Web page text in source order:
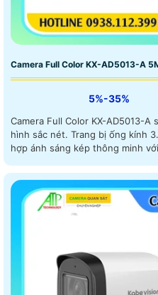
Camera Full Color KX-AD5013-A
5%-35%
Camera Full Color KX-AD5013-
hình sắc nét. Trang bị ống kính 3. 6mm, góc nhìn rộng 90°, kết
hợp ánh sáng kép thông minh